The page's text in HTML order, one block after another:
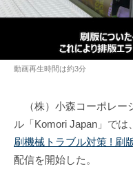
動画再生時間は約3分
（株）小森コーポレー
ル「Komori Japan」で
刷機械トラブル対策 ! 刷
配信を開始した。